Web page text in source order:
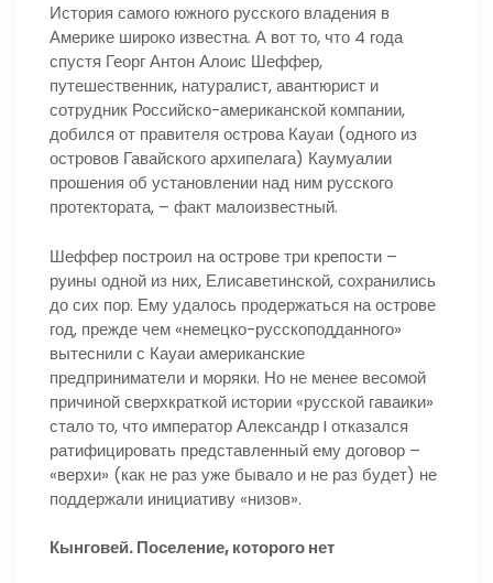
История самого южного русского владения в
Америке широко известна. А вот то, что 4 года
спустя Георг Антон Алоис Шеффер,
путешественник, натуралист, авантюрист и
сотрудник Российско-американской компании,
добился от правителя острова Кауаи (одного из
островов Гавайского архипелага) Каумуалии
прошения об установлении над ним русского
протектората, – факт малоизвестный.
Шеффер построил на острове три крепости –
руины одной из них, Елисаветинской, сохранились
до сих пор. Ему удалось продержаться на острове
год, прежде чем «немецко-русскоподданного»
вытеснили с Кауаи американские
предприниматели и моряки. Но не менее весомой
причиной сверхкраткой истории «русской гаваики»
стало то, что император Александр I отказался
ратифицировать представленный ему договор –
«верхи» (как не раз уже бывало и не раз будет) не
поддержали инициативу «низов».
Кынговей. Поселение, которого нет